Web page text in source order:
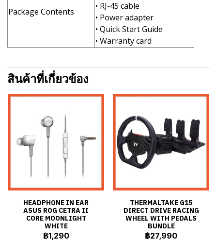
Package Contents
• RJ-45 cable
• Power adapter
• Quick Start Guide
• Warranty card
สินค้าที่เกี่ยวข้อง
HEADPHONE IN EAR
ASUS ROG CETRA II
CORE MOONLIGHT
WHITE
฿1,290
THERMALTAKE G15
DIRECT DRIVE RACING
WHEEL WITH PEDALS
BUNDLE
฿27,990